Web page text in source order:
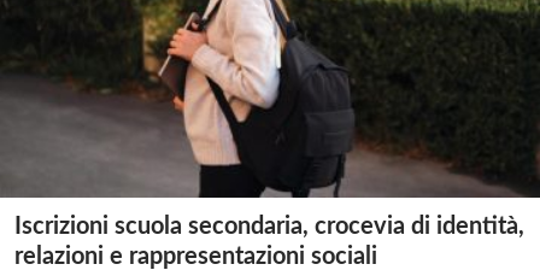
Iscrizioni scuola secondaria, crocevia di identità,
relazioni e rappresentazioni sociali